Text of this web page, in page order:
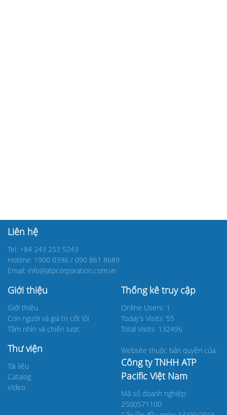
Liên hệ
Tel: +84 243 253 5243
Hotline: 1900 0396 / 090 861 8689
Email: info@atpcorporation.com.vn
Giới thiệu
Giới thiệu
Con người và giá trị cốt lõi
Tầm nhìn và chiến lược
Thư viện
Tài liệu
Catalog
Video
Thống kê truy cập
Online Users: 1
Today’s Visits: 55
Total Visits: 132496
Website thuộc bản quyền của:
Công ty TNHH ATP
Pacific Việt Nam
Mã số doanh nghiệp:
2500571100